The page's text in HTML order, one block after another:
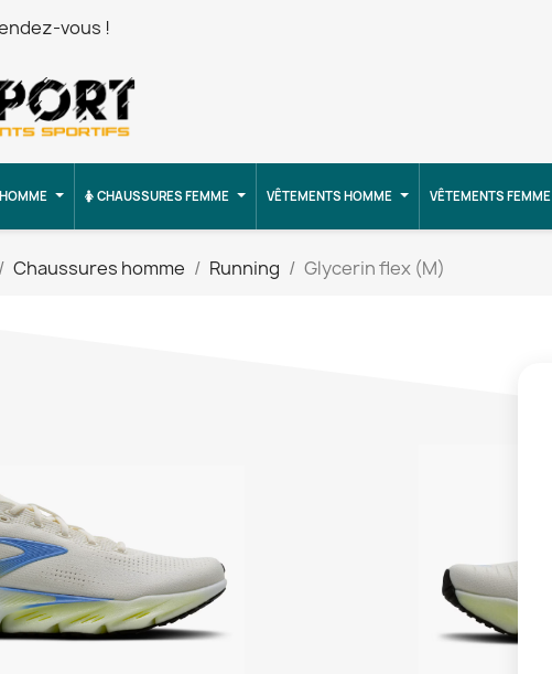
vous !
CHAUSSURES FEMME VÊTEMENTS HOMME VÊTEMENTS FEMME
Chaussures homme Running Glycerin flex (M)